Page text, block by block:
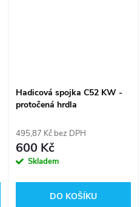
Hadicová spojka C52 KW -
protočená hrdla
495,87 Kč bez DPH
600 Kč
Skladem
DO KOŠÍKU